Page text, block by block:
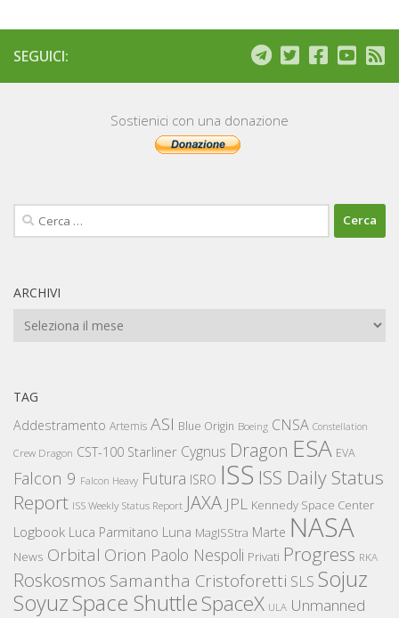
SEGUICI:
Sostienici con una donazione
Ricerca
per:
ARCHIVI
Archivi
TAG
Addestramento Artemis ASI Blue Origin Boeing CNSA Constellation
Crew Dragon CST-100 Starliner Cygnus Dragon ESA EVA
Falcon 9 Falcon Heavy Futura ISRO ISS ISS Daily Status
Report ISS Weekly Status Report JAXA JPL Kennedy Space Center
Logbook Luca Parmitano Luna MagISStra Marte NASA
News Orbital Orion Paolo Nespoli Privati Progress RKA
Roskosmos Samantha Cristoforetti SLS Sojuz
SoyuzSpace ShuttleSpaceX ULA Unmanned